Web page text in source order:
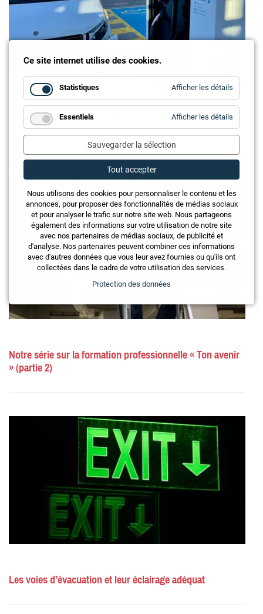
Vers un trafic routier neutre pour le climat
Notre série sur la formation professionnelle « Ton avenir
» (partie 2)
Les voies d’évacuation et leur éclairage adéquat
Ce site internet utilise des cookies.
Statistiques Afficher les détails
Essentiels Afficher les détails
Sauvegarder la sélection
Tout accepter
Nous utilisons des cookies pour personnaliser le contenu et les
annonces, pour proposer des fonctionnalités de médias sociaux
et pour analyser le trafic sur notre site web. Nous partageons
également des informations sur votre utilisation de notre site
avec nos partenaires de médias sociaux, de publicité et
d'analyse. Nos partenaires peuvent combiner ces informations
avec d'autres données que vous leur avez fournies ou qu'ils ont
collectées dans le cadre de votre utilisation des services.
Protection des données